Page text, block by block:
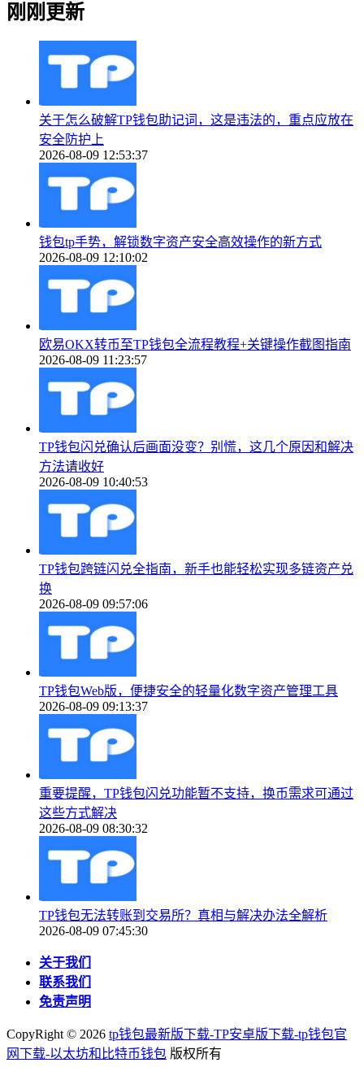
刚刚更新
关于怎么破解TP钱包助记词，这是违法的，重点应放在
安全防护上
2026-08-09 12:53:37
钱包tp手势，解锁数字资产安全高效操作的新方式
2026-08-09 12:10:02
欧易OKX转币至TP钱包全流程教程+关键操作截图指南
2026-08-09 11:23:57
TP钱包闪兑确认后画面没变？别慌，这几个原因和解决
方法请收好
2026-08-09 10:40:53
TP钱包跨链闪兑全指南，新手也能轻松实现多链资产兑
换
2026-08-09 09:57:06
TP钱包Web版，便捷安全的轻量化数字资产管理工具
2026-08-09 09:13:37
重要提醒，TP钱包闪兑功能暂不支持，换币需求可通过
这些方式解决
2026-08-09 08:30:32
TP钱包无法转账到交易所？真相与解决办法全解析
2026-08-09 07:45:30
关于我们
联系我们
免责声明
CopyRight © 2026 tp钱包最新版下载-TP安卓版下载-tp钱包官
网下载-以太坊和比特币钱包 版权所有